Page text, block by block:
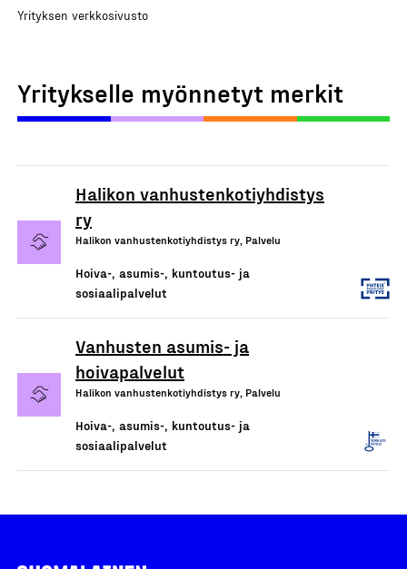
Yrityksen verkkosivusto
Yritykselle myönnetyt merkit
Halikon vanhustenkotiyhdistys
ry
Halikon vanhustenkotiyhdistys ry, Palvelu
Hoiva-, asumis-, kuntoutus- ja
sosiaalipalvelut
Vanhusten asumis- ja
hoivapalvelut
Halikon vanhustenkotiyhdistys ry, Palvelu
Hoiva-, asumis-, kuntoutus- ja
sosiaalipalvelut